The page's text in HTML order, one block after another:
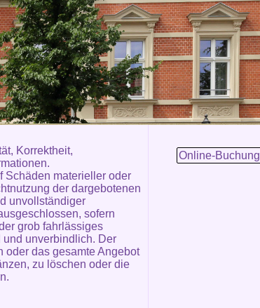
Korrektheit,
Schäden materieller oder
der dargebotenen
unvollständiger
sofern
grob fahrlässiges
unverbindlich. Der
oder das gesamte Angebot
zu löschen oder die
Online-Buchung